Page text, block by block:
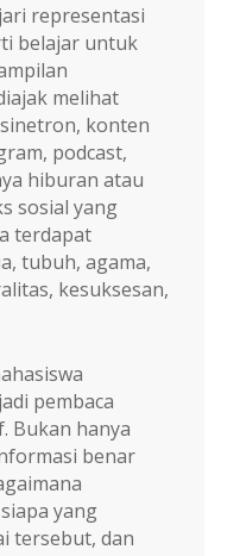
representasi
belajar untuk
melihat
konten
podcast,
hiburan atau
sosial yang
terdapat
tubuh, agama,
kesuksesan,
pembaca
Bukan hanya
benar
yang
tersebut, dan